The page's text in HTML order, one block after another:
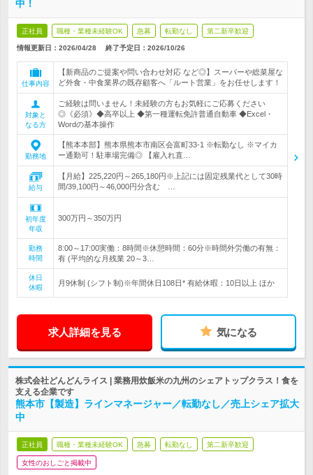
中！
正社員 職種・業種未経験OK 急募 転勤なし 第二新卒歓迎
情報更新日：2026/04/28 終了予定日： 2026/10/26
仕事内容
【新商品のご提案や問い合わせ対応 など◎】スーパーや総菜屋な
ど外食・中食業界の既存顧客へ「ルート営業」をお任せします！
対象と
なる方
ご経験は問いません！未経験の方もお気軽にご応募ください
◎《必須》◆高卒以上 ◆第一種運転免許普通自動車 ◆Excel・
Wordの基本操作
勤務地
【熊本本部】熊本県熊本市南区会富町33-1 ※転勤なし ※マイカ
ー通勤可！駐車場完備◎ 【雇入れ直…
給与
【月給】225,220円～265,180円※上記には固定残業代として30時
間/39,100円～46,000円分含む …
初年度
年収
300万円～350万円
勤務
時間
8:00～17:00実働：8時間※休憩時間：60分※時間外労働の有無：
有 (平均的な月残業 20～3…
休日
休暇
月9休制 (シフト制)※年間休日108日* 有給休暇：10日以上 ほか
求人詳細を見る 気になる
株式会社どんどんライス | 業務用炊飯米の九州のシェアトップクラス！食を
支える企業です
熊本市【製造】ラインマネージャー／転勤なし／売上シェア拡大
中
正社員 職種・業種未経験OK 急募 転勤なし 第二新卒歓迎
女性のおしごと掲載中